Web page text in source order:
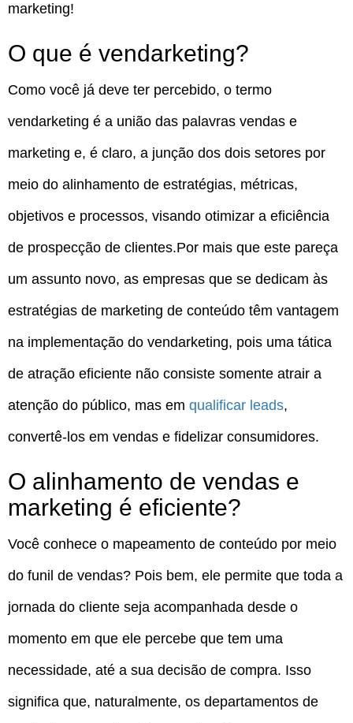
marketing!
O que é vendarketing?
Como você já deve ter percebido, o termo
vendarketing é a união das palavras vendas e
marketing e, é claro, a junção dos dois setores por
meio do alinhamento de estratégias, métricas,
objetivos e processos, visando otimizar a eficiência
de prospecção de clientes.Por mais que este pareça
um assunto novo, as empresas que se dedicam às
estratégias de marketing de conteúdo têm vantagem
na implementação do vendarketing, pois uma tática
de atração eficiente não consiste somente atrair a
atenção do público, mas em qualificar leads,
convertê-los em vendas e fidelizar consumidores.
O alinhamento de vendas e
marketing é eficiente?
Você conhece o mapeamento de conteúdo por meio
do funil de vendas? Pois bem, ele permite que toda a
jornada do cliente seja acompanhada desde o
momento em que ele percebe que tem uma
necessidade, até a sua decisão de compra. Isso
significa que, naturalmente, os departamentos de